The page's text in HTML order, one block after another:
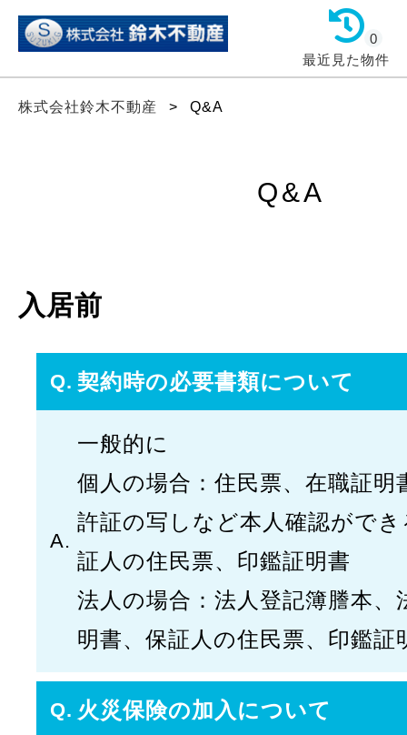
最近見た物件
0
株式会社鈴木不動産 > Q&A
Q&A
入居前
契約時の必要書類について
一般的に
個人の場合：住民票、在職証明
許証の写しなど本人確認がで
証人の住民票、印鑑証明書
法人の場合：法人登記簿謄本、
明書、保証人の住民票、印鑑証
火災保険の加入について